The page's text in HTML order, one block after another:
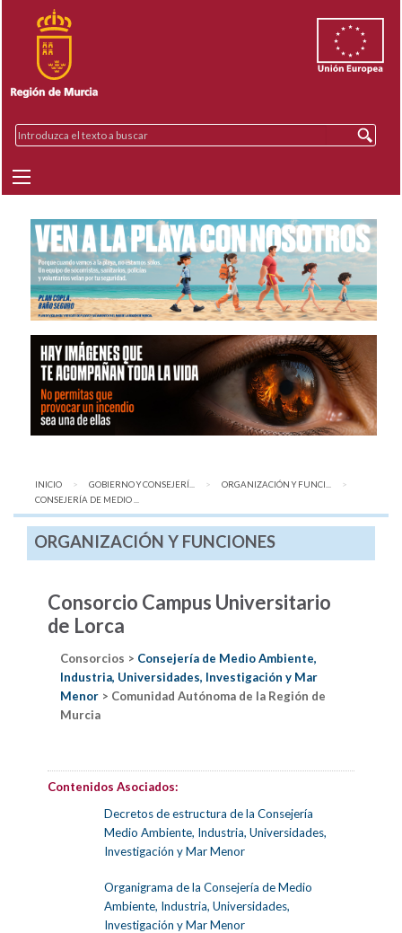
INICIO GOBIERNO Y CONSEJERÍ...
ORGANIZACIÓN Y FUNCI...
AQUÍ:
CONSEJERÍA DE MEDIO ...
ORGANIZACIÓN Y FUNCIONES
Consorcio Campus Universitario
de Lorca
Consorcios > Consejería de Medio Ambiente,
Industria, Universidades, Investigación y Mar
Menor> Comunidad Autónoma de la Región de
Murcia
Contenidos Asociados:
Decretos de estructura de la Consejería
Medio Ambiente, Industria, Universidades,
Investigación y Mar Menor
Organigrama de la Consejería de Medio
Ambiente, Industria, Universidades,
Investigación y Mar Menor